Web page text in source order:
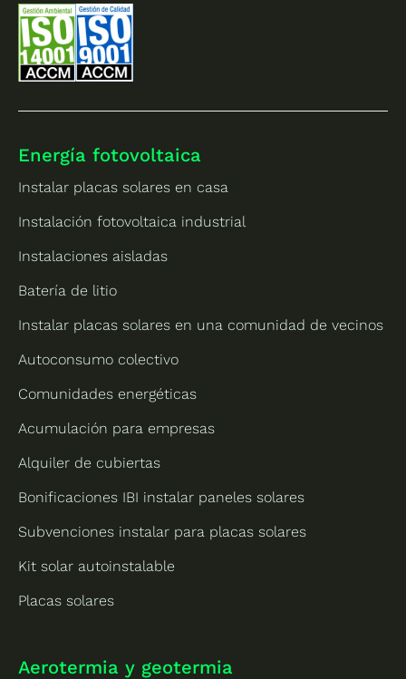
Energía fotovoltaica
Instalar placas solares en casa
Instalación fotovoltaica industrial
Instalaciones aisladas
Batería de litio
Instalar placas solares en una comunidad de vecinos
Autoconsumo colectivo
Comunidades energéticas
Acumulación para empresas
Alquiler de cubiertas
Bonificaciones IBI instalar paneles solares
Subvenciones instalar para placas solares
Kit solar autoinstalable
Placas solares
Aerotermia y geotermia